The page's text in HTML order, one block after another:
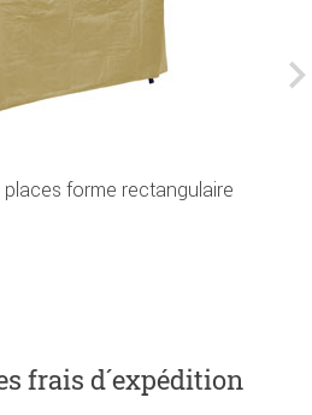
forme rectangulaire
frais d´expédition